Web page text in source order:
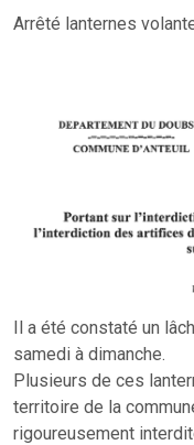
Arrêté lanternes
Il a été constaté un
samedi à dimanche.
Plusieurs de ces
territoire de la
rigoureusement